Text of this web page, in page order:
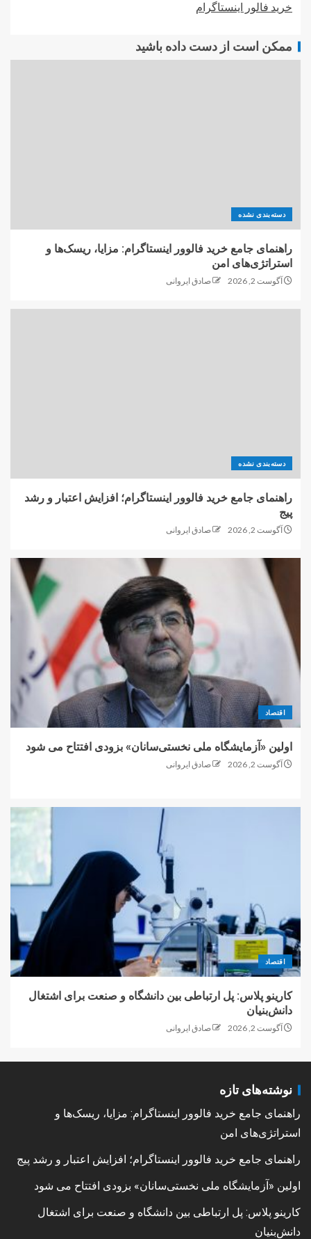
خرید فالور اینستاگرام
ممکن است از دست داده باشید
دسته‌بندی نشده
راهنمای جامع خرید فالوور اینستاگرام: مزایا، ریسک‌ها و
استراتژی‌های امن
آگوست 2, 2026 صادق ایروانی
دسته‌بندی نشده
راهنمای جامع خرید فالوور اینستاگرام؛ افزایش اعتبار و رشد
پیج
آگوست 2, 2026 صادق ایروانی
اقتصاد
اولین «آزمایشگاه ملی نخستی‌سانان» بزودی افتتاح می شود
آگوست 2, 2026 صادق ایروانی
اقتصاد
کارینو پلاس: پل ارتباطی بین دانشگاه و صنعت برای اشتغال
دانش‌بنیان
آگوست 2, 2026 صادق ایروانی
نوشته‌های تازه
راهنمای جامع خرید فالوور اینستاگرام: مزایا، ریسک‌ها و
استراتژی‌های امن
راهنمای جامع خرید فالوور اینستاگرام؛ افزایش اعتبار و رشد پیج
اولین «آزمایشگاه ملی نخستی‌سانان» بزودی افتتاح می شود
کارینو پلاس: پل ارتباطی بین دانشگاه و صنعت برای اشتغال
دانش‌بنیان